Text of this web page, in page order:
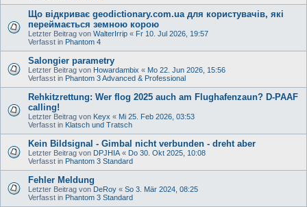
Що відкриває geodictionary.com.ua для користувачів, які
переймається земною корою
Letzter Beitrag von WalterIrrip « Fr 10. Jul 2026, 19:57
Verfasst in Phantom 4
Salongier parametry
Letzter Beitrag von Howardambix « Mo 22. Jun 2026, 15:56
Verfasst in Phantom 3 Advanced & Professional
Rehkitzrettung: Wer flog 2025 auch am Flughafenzaun? D-PAAF
calling!
Letzter Beitrag von Keyx « Mi 25. Feb 2026, 03:53
Verfasst in Klatsch und Tratsch
Kein Bildsignal - Gimbal nicht verbunden - dreht aber
Letzter Beitrag von DPJHIA « Do 30. Okt 2025, 10:08
Verfasst in Phantom 3 Standard
Fehler Meldung
Letzter Beitrag von DeRoy « So 3. Mär 2024, 08:25
Verfasst in Phantom 3 Standard